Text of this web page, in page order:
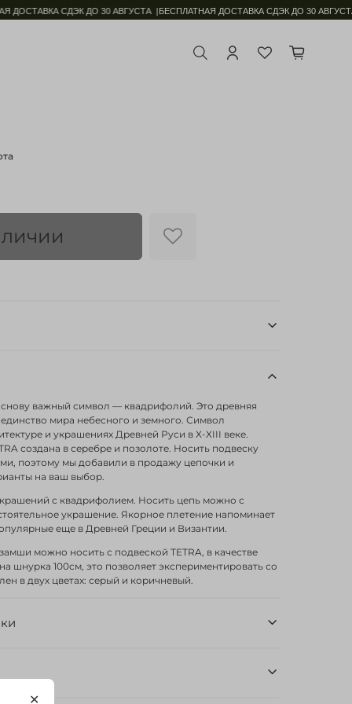
СДЭК ДО 30 АВГУСТА |БЕСПЛАТНАЯ ДОСТАВКА СДЭК ДО 30 АВГУСТА
важный символ — квадрифолий. Это древняя
мира небесного и земного. Символ
и украшениях Древней Руси в X-XIII веке.
создана в серебре и позолоте. Носить подвеску
поэтому мы добавили в продажу цепочки и
на ваш выбор.
с квадрифолием. Носить цепь можно с
украшение. Якорное плетение напоминает
еще в Древней Греции и Византии.
можно носить с подвеской TETRA, в качестве
шнурка 100см, это позволяет экспериментировать со
в двух цветах: серый и коричневый.